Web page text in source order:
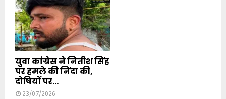
युवा कांग्रेस ने नितीश सिंह
पर हमले की निंदा की,
दोषियों पर...
23/07/2026